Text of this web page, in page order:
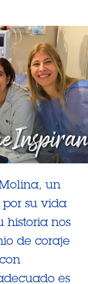
un
su vida
historia nos
de coraje
es